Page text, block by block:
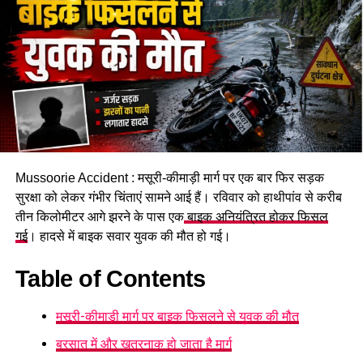
#KawadTruckAccident #TehriRoadMishap
#GangotriPilgrimsCrash
RELATED TOPICS:
GANGOTRIPILGRIMSCRASH
UP NEXT
टिहरी हादसे पर CM धामी सख्त, घायल कांवड़ियों के इलाज के दिए
तत्काल आदेश !
बड़ी खबर: कांवड़ियों से भरा ट्रक पलटा — एक की मौत, 14 घायल,
कई दबे होने की आशंका!
Mussoorie Accident : मसूरी-कीमाड़ी मार्ग पर एक बार फिर सड़क
सुरक्षा को लेकर गंभीर चिंताएं सामने आई हैं। रविवार को हाथीपांव से करीब
तीन किलोमीटर आगे झरने के पास एकबाइक अनियंत्रित होकर फिसल
गई। हादसे में बाइक सवार युवक की मौत हो गई।
Table of Contents
मसूरी-कीमाड़ी मार्ग पर बाइक फिसलने से युवक की मौत
बरसात में और खतरनाक हो जाता है मार्ग